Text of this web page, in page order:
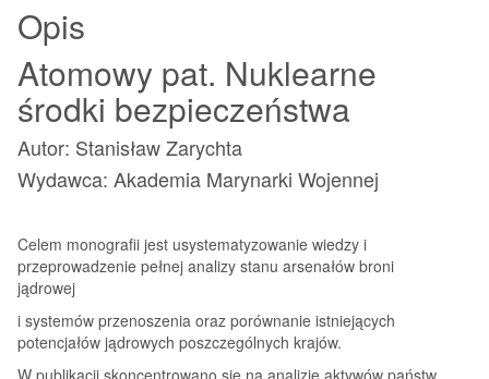
Opis
Atomowy pat. Nuklearne
środki bezpieczeństwa
Autor: Stanisław Zarychta
Wydawca: Akademia Marynarki Wojennej
Celem monografii jest usystematyzowanie wiedzy i
przeprowadzenie pełnej analizy stanu arsenałów broni
jądrowej
i systemów przenoszenia oraz porównanie istniejących
potencjałów jądrowych poszczególnych krajów.
W publikacji skoncentrowano się na analizie aktywów państw